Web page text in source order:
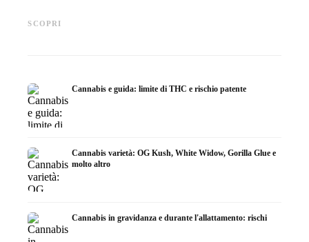
SCOPRI
mostrano gli studi
Cannabis e guida: limite di THC e rischio patente
Cannabis varietà: OG Kush, White Widow, Gorilla Glue e
molto altro
Cannabis in gravidanza e durante l'allattamento: rischi